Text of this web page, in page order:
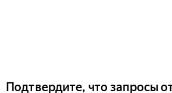
Подтвердите, что запросы